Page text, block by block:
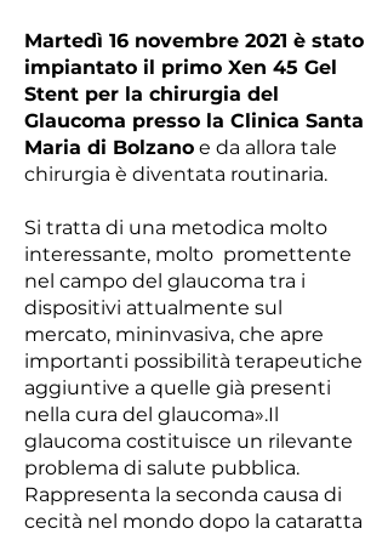
Martedì 16 novembre 2021 è stato
impiantato il primo Xen 45 Gel
Stent per la chirurgia del
Glaucoma presso la Clinica Santa
Maria di Bolzano e da allora tale
chirurgia è diventata routinaria.
Si tratta di una metodica molto
interessante, molto promettente
nel campo del glaucoma tra i
dispositivi attualmente sul
mercato, mininvasiva, che apre
importanti possibilità terapeutiche
aggiuntive a quelle già presenti
nella cura del glaucoma».Il
glaucoma costituisce un rilevante
problema di salute pubblica.
Rappresenta la seconda causa di
cecità nel mondo dopo la cataratta